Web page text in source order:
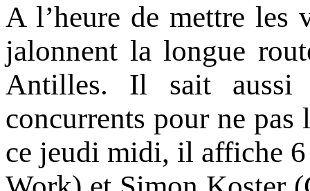
A l’heure de mettre les
jalonnent la longue
Antilles. Il sait aussi
concurrents pour ne
ce jeudi midi, il affiche 6